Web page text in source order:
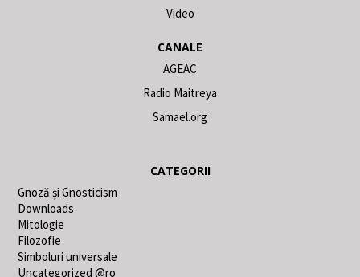
Video
CANALE
AGEAC
Radio Maitreya
Samael.org
CATEGORII
Gnoză și Gnosticism
Downloads
Mitologie
Filozofie
Simboluri universale
Uncategorized @ro